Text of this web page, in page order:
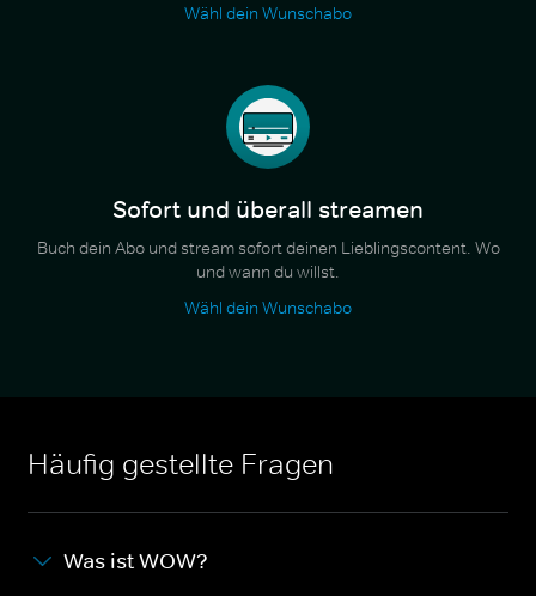
Wähl dein Wunschabo
Sofort und überall streamen
Buch dein Abo und stream sofort deinen Lieblingscontent. Wo
und wann du willst.
Wähl dein Wunschabo
Häufig gestellte Fragen
Was ist WOW?